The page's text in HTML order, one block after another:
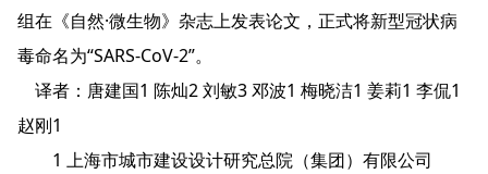
组在《自然·微生物》杂志上发表论文，正式将新型冠状病
毒命名为“SARS-CoV-2”。
译者：唐建国1 陈灿2 刘敏3 邓波1 梅晓洁1 姜莉1 李侃1
赵刚1
1 上海市城市建设设计研究总院（集团）有限公司